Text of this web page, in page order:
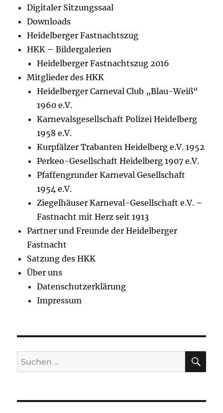
Digitaler Sitzungssaal
Downloads
Heidelberger Fastnachtszug
HKK – Bildergalerien
Heidelberger Fastnachtszug 2016
Mitglieder des HKK
Heidelberger Carneval Club „Blau-Weiß“
1960 e.V.
Karnevalsgesellschaft Polizei Heidelberg
1958 e.V.
Kurpfälzer Trabanten Heidelberg e.V. 1952
Perkeo-Gesellschaft Heidelberg 1907 e.V.
Pfaffengrunder Karneval Gesellschaft
1954 e.V.
Ziegelhäuser Karneval-Gesellschaft e.V. –
Fastnacht mit Herz seit 1913
Partner und Freunde der Heidelberger
Fastnacht
Satzung des HKK
Über uns
Datenschutzerklärung
Impressum
Suchen
nach: